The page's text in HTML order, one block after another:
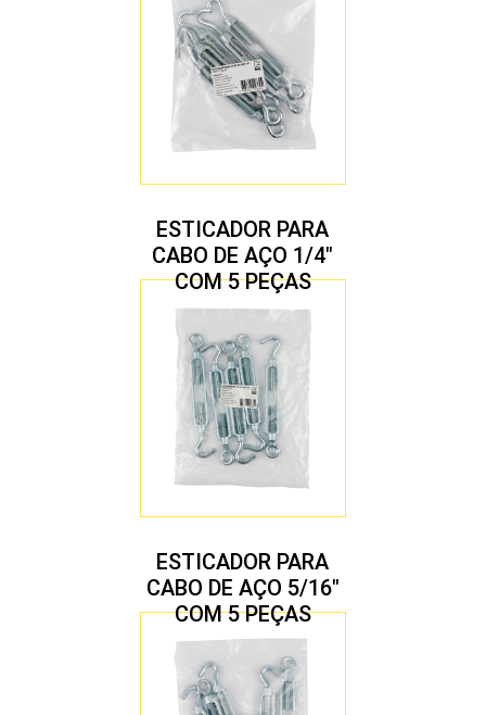
ESTICADOR PARA
CABO DE AÇO 1/4″
COM 5 PEÇAS
ESTICADOR PARA
CABO DE AÇO 5/16″
COM 5 PEÇAS